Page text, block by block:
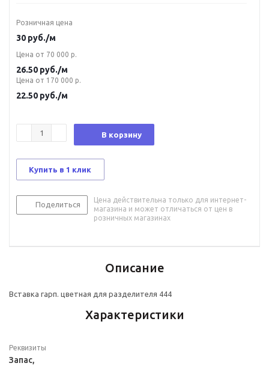
Розничная цена
30 руб./м
Цена от 70 000 р.
26.50 руб./м
Цена от 170 000 р.
22.50 руб./м
В корзину
Купить в 1 клик
Поделиться
Цена действительна только для интернет-
магазина и может отличаться от цен в
розничных магазинах
Описание
Вставка гарп. цветная для разделителя 444
Характеристики
Реквизиты
Запас,